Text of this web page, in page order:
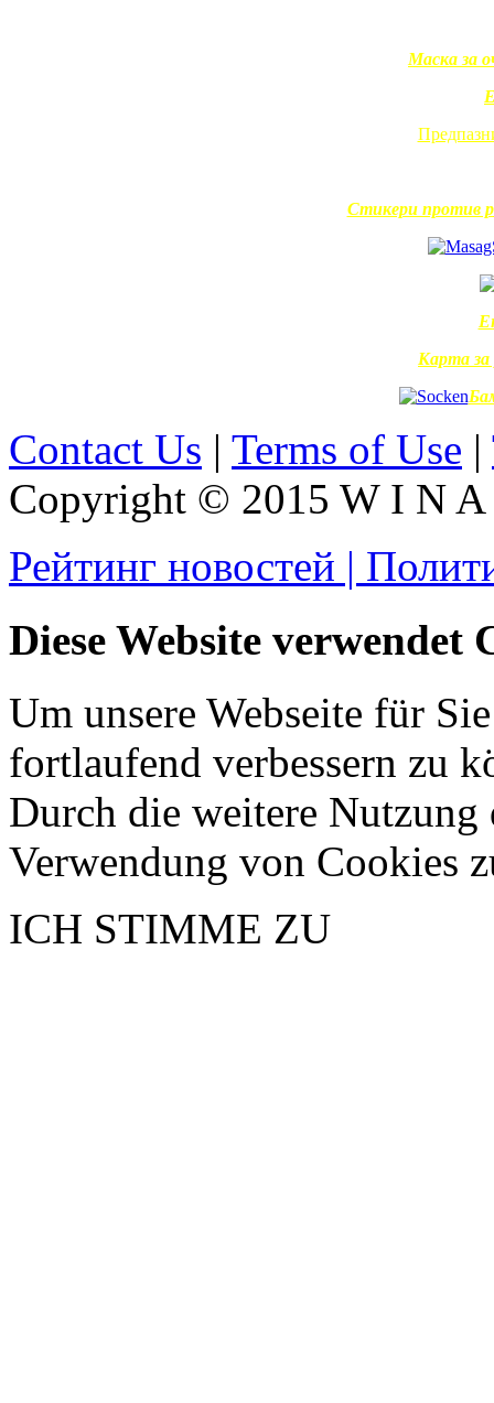
Маска за
Стикери против
Карта
Contact Us | Terms of Use |
Copyright © 2015 W I N
Рейтинг новостей |
Diese Website verwendet
Um unsere Webseite für
fortlaufend verbessern zu
Durch die weitere Nutzung
Verwendung von Cookies
ICH STIMME ZU